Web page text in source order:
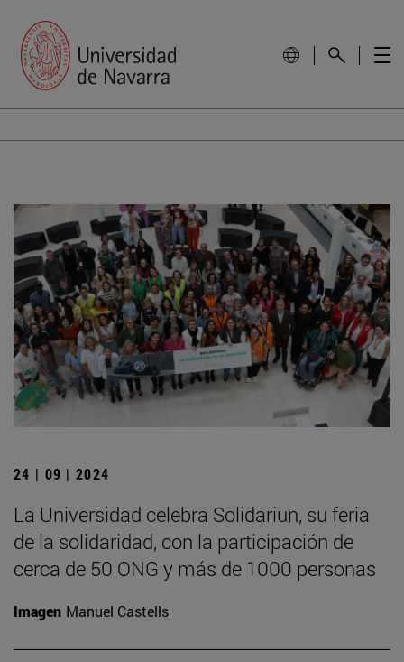
24 | 09 | 2024
La Universidad celebra Solidariun, su feria
de la solidaridad, con la participación de
cerca de 50 ONG y más de 1000 personas
Imagen Manuel Castells